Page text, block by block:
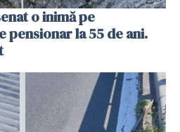
o inimă pe
pensionar la 55 de ani.